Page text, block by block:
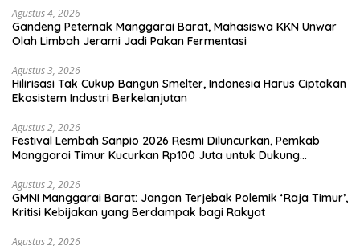
Agustus 4, 2026
Gandeng Peternak Manggarai Barat, Mahasiswa KKN Unwar
Olah Limbah Jerami Jadi Pakan Fermentasi
Agustus 3, 2026
Hilirisasi Tak Cukup Bangun Smelter, Indonesia Harus Ciptakan
Ekosistem Industri Berkelanjutan
Agustus 2, 2026
Festival Lembah Sanpio 2026 Resmi Diluncurkan, Pemkab
Manggarai Timur Kucurkan Rp100 Juta untuk Dukung
Agustus 2, 2026
GMNI Manggarai Barat: Jangan Terjebak Polemik ‘Raja Timur’,
Kritisi Kebijakan yang Berdampak bagi Rakyat
Agustus 2, 2026